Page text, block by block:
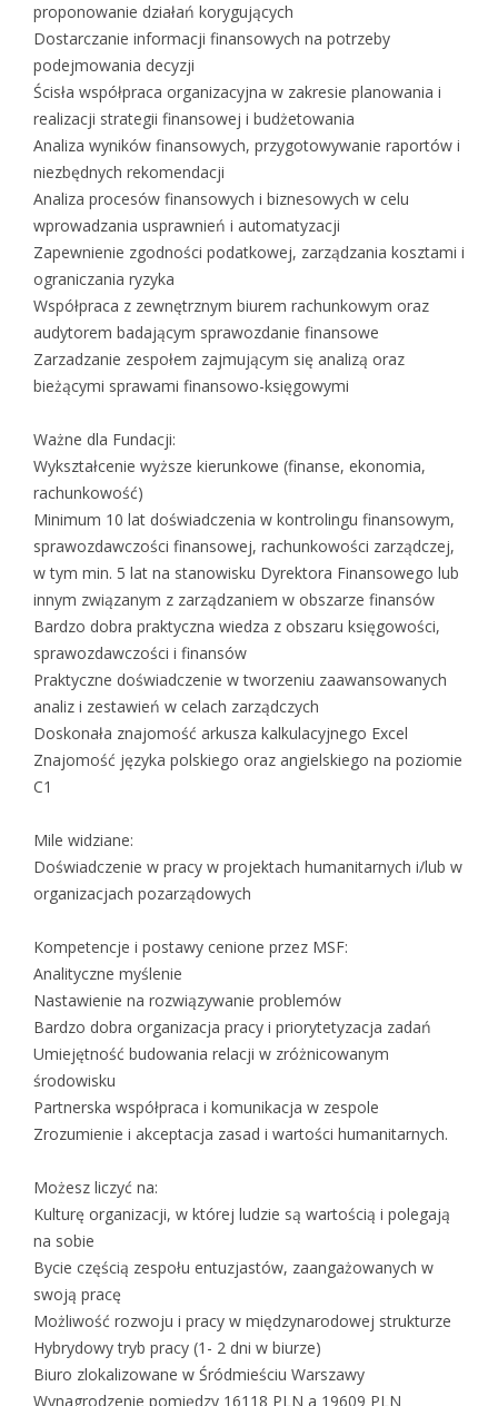
proponowanie działań korygujących
Dostarczanie informacji finansowych na potrzeby
podejmowania decyzji
Ścisła współpraca organizacyjna w zakresie planowania i
realizacji strategii finansowej i budżetowania
Analiza wyników finansowych, przygotowywanie raportów i
niezbędnych rekomendacji
Analiza procesów finansowych i biznesowych w celu
wprowadzania usprawnień i automatyzacji
Zapewnienie zgodności podatkowej, zarządzania kosztami i
ograniczania ryzyka
Współpraca z zewnętrznym biurem rachunkowym oraz
audytorem badającym sprawozdanie finansowe
Zarzadzanie zespołem zajmującym się analizą oraz
bieżącymi sprawami finansowo-księgowymi
Ważne dla Fundacji:
Wykształcenie wyższe kierunkowe (finanse, ekonomia,
rachunkowość)
Minimum 10 lat doświadczenia w kontrolingu finansowym,
sprawozdawczości finansowej, rachunkowości zarządczej,
w tym min. 5 lat na stanowisku Dyrektora Finansowego lub
innym związanym z zarządzaniem w obszarze finansów
Bardzo dobra praktyczna wiedza z obszaru księgowości,
sprawozdawczości i finansów
Praktyczne doświadczenie w tworzeniu zaawansowanych
analiz i zestawień w celach zarządczych
Doskonała znajomość arkusza kalkulacyjnego Excel
Znajomość języka polskiego oraz angielskiego na poziomie
C1
Mile widziane:
Doświadczenie w pracy w projektach humanitarnych i/lub w
organizacjach pozarządowych
Kompetencje i postawy cenione przez MSF:
Analityczne myślenie
Nastawienie na rozwiązywanie problemów
Bardzo dobra organizacja pracy i priorytetyzacja zadań
Umiejętność budowania relacji w zróżnicowanym
środowisku
Partnerska współpraca i komunikacja w zespole
Zrozumienie i akceptacja zasad i wartości humanitarnych.
Możesz liczyć na:
Kulturę organizacji, w której ludzie są wartością i polegają
na sobie
Bycie częścią zespołu entuzjastów, zaangażowanych w
swoją pracę
Możliwość rozwoju i pracy w międzynarodowej strukturze
Hybrydowy tryb pracy (1- 2 dni w biurze)
Biuro zlokalizowane w Śródmieściu Warszawy
Wynagrodzenie pomiędzy 16118 PLN a 19609 PLN